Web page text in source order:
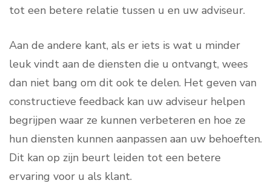
tot een betere relatie tussen u en uw adviseur.
Aan de andere kant, als er iets is wat u minder
leuk vindt aan de diensten die u ontvangt, wees
dan niet bang om dit ook te delen. Het geven van
constructieve feedback kan uw adviseur helpen
begrijpen waar ze kunnen verbeteren en hoe ze
hun diensten kunnen aanpassen aan uw behoeften.
Dit kan op zijn beurt leiden tot een betere
ervaring voor u als klant.